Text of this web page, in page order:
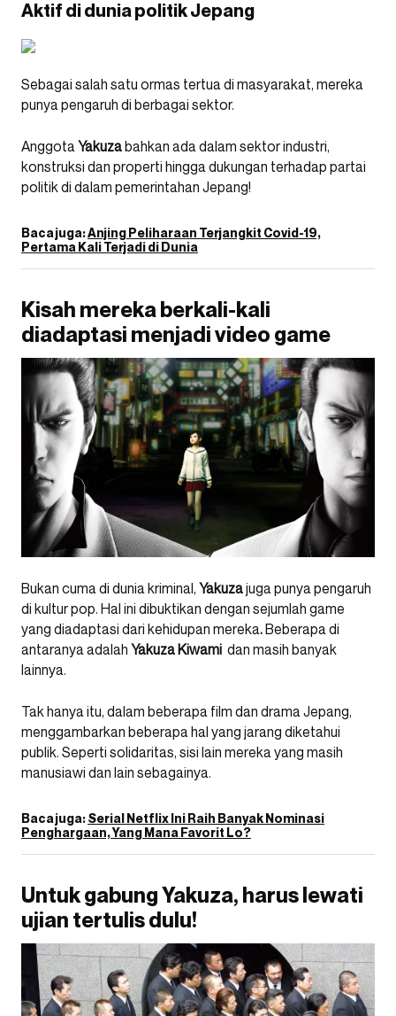
Aktif di dunia politik Jepang
Sebagai salah satu ormas tertua di masyarakat, mereka
punya pengaruh di berbagai sektor.
Anggota Yakuzabahkan ada dalam sektor industri,
konstruksi dan properti hingga dukungan terhadap partai
politik di dalam pemerintahan Jepang!
Baca juga:Anjing Peliharaan Terjangkit Covid-19,
Pertama Kali Terjadi di Dunia
Kisah mereka berkali-kali
diadaptasi menjadi video game
Bukan cuma di dunia kriminal, Yakuzajuga punya pengaruh
di kultur pop. Hal ini dibuktikan dengan sejumlah game
yang diadaptasi dari kehidupan mereka.Beberapa di
antaranya adalah Yakuza Kiwami dan masih banyak
lainnya.
Tak hanya itu, dalam beberapa film dan drama Jepang,
menggambarkan beberapa hal yang jarang diketahui
publik. Seperti solidaritas, sisi lain mereka yang masih
manusiawi dan lain sebagainya.
Baca juga:Serial Netflix Ini Raih Banyak Nominasi
Penghargaan, Yang Mana Favorit Lo?
Untuk gabung Yakuza, harus lewati
ujian tertulis dulu!